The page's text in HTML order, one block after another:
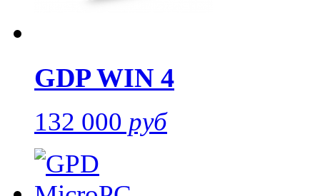
GDP WIN 4
132 000 руб